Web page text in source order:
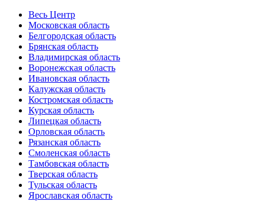
Весь Центр
Московская область
Белгородская область
Брянская область
Владимирская область
Воронежская область
Ивановская область
Калужская область
Костромская область
Курская область
Липецкая область
Орловская область
Рязанская область
Смоленская область
Тамбовская область
Тверская область
Тульская область
Ярославская область